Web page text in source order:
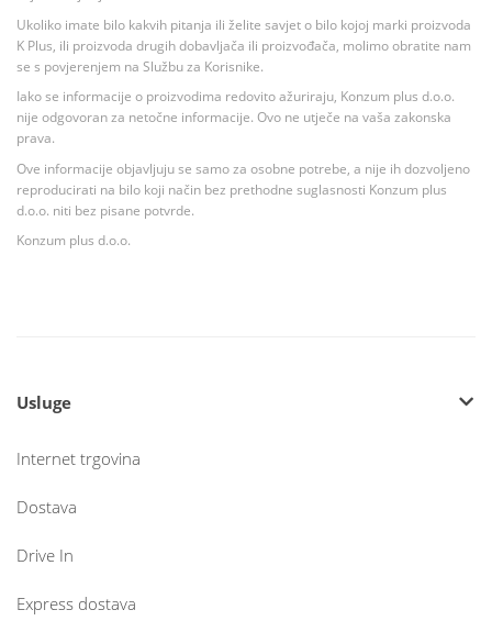
Ukoliko imate bilo kakvih pitanja ili želite savjet o bilo kojoj marki proizvoda
K Plus, ili proizvoda drugih dobavljača ili proizvođača, molimo obratite nam
se s povjerenjem na Službu za Korisnike.
Iako se informacije o proizvodima redovito ažuriraju, Konzum plus d.o.o.
nije odgovoran za netočne informacije. Ovo ne utječe na vaša zakonska
prava.
Ove informacije objavljuju se samo za osobne potrebe, a nije ih dozvoljeno
reproducirati na bilo koji način bez prethodne suglasnosti Konzum plus
d.o.o. niti bez pisane potvrde.
Konzum plus d.o.o.
Usluge
Internet trgovina
Dostava
Drive In
Express dostava